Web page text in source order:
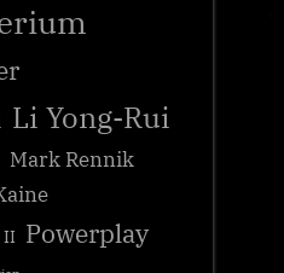
Li Yong-Rui
Mark Rennik
II Powerplay